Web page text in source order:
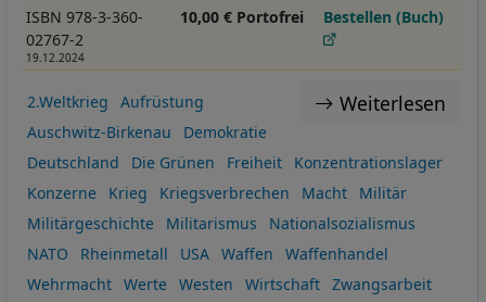
ISBN 978-3-360-
02767-2
19.12.2024
10,00 € Portofrei Bestellen (Buch)
Weiterlesen
2.Weltkrieg
Aufrüstung
Auschwitz-Birkenau
Demokratie
Deutschland
Die Grünen Freiheit
Konzentrationslager
Konzerne
Krieg Kriegsverbrechen Macht
Militär
Militärgeschichte
Militarismus
Nationalsozialismus
NATO
Rheinmetall USA Waffen
Waffenhandel
Wehrmacht
Werte Westen Wirtschaft
Zwangsarbeit